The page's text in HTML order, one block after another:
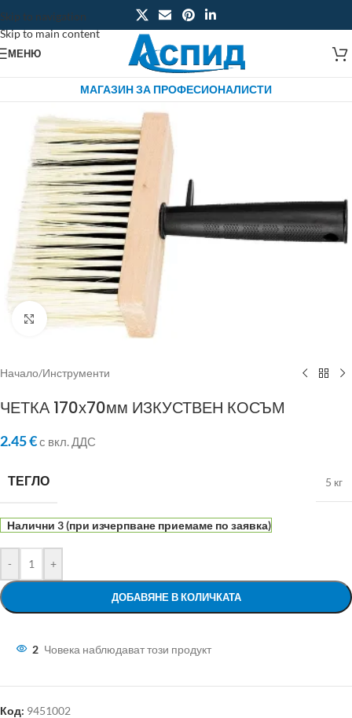
Skip to navigation
Skip to main content
МЕНЮ
МАГАЗИН ЗА ПРОФЕСИОНАЛИСТИ
Click to enlarge
Начало/Инструменти
ЧЕТКА 170х70мм ИЗКУСТВЕН КОСЪМ
2.45€с вкл. ДДС
ТЕГЛО 5 кг
Налични 3 (при изчерпване приемаме по заявка)
- +
ДОБАВЯНЕ В КОЛИЧКАТА
2 Човека наблюдават този продукт
Код: 9451002